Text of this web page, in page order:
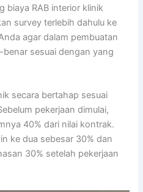
biaya RAB interior klinik
survey terlebih dahulu ke
agar dalam pembuatan
benar sesuai dengan yang
secara bertahap sesuai
pekerjaan dimulai,
40% dari nilai kontrak.
ke dua sebesar 30% dan
30% setelah pekerjaan